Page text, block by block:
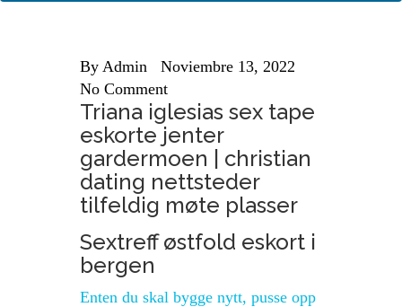
By Admin
Noviembre 13, 2022
No Comment
Triana iglesias sex tape
eskorte jenter
gardermoen | christian
dating nettsteder
tilfeldig møte plasser
Sextreff østfold eskort i
bergen
Enten du skal bygge nytt, pusse opp